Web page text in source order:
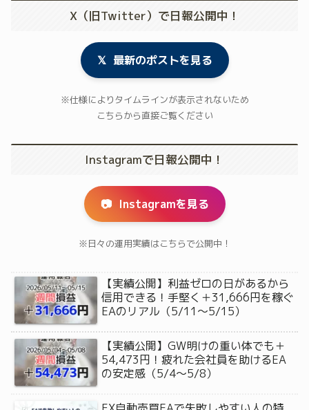
X（旧Twitter）で日報公開中！
𝕏 最新のポストを見る
※仕様によりタイムラインが表示されないため
こちらから直接ご覧ください
Instagramで日報公開中！
📷 Instagramを見る
※日々の運用実績はこちらで公開中！
【実績公開】利益ゼロの日があるから
信用できる！手堅く＋31,666円を稼ぐ
EAのリアル（5/11〜5/15）
【実績公開】GW明けの重い体でも＋
54,473円！疲れた会社員を助けるEA
の安定感（5/4〜5/8）